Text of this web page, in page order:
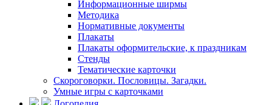
Информационные ширмы
Методика
Нормативные документы
Плакаты
Плакаты оформительские, к праздникам
Стенды
Тематические карточки
Скороговорки. Пословицы. Загадки.
Умные игры с карточками